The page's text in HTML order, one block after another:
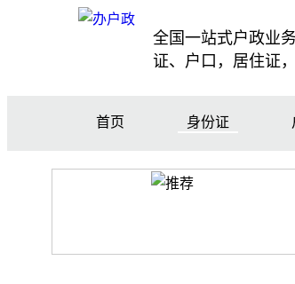
全国一站式户政业
证、户口，居住证
首页 身份证